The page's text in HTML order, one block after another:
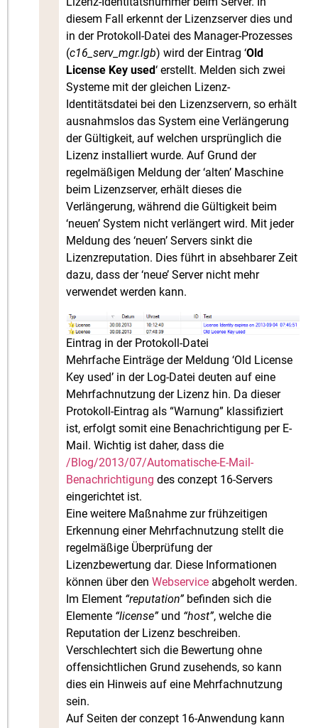
diesem Fall erkennt der Lizenzserver dies und
in der Protokoll-Datei des Manager-Prozesses
(c16_serv_mgr.lgb) wird der Eintrag ‘Old
License Key used‘ erstellt. Melden sich zwei
Systeme mit der gleichen Lizenz-
Identitätsdatei bei den Lizenzservern, so erhält
ausnahmslos das System eine Verlängerung
der Gültigkeit, auf welchen ursprünglich die
Lizenz installiert wurde. Auf Grund der
regelmäßigen Meldung der ‘alten’ Maschine
beim Lizenzserver, erhält dieses die
Verlängerung, während die Gültigkeit beim
‘neuen’ System nicht verlängert wird. Mit jeder
Meldung des ‘neuen’ Servers sinkt die
Lizenzreputation. Dies führt in absehbarer Zeit
dazu, dass der ‘neue’ Server nicht mehr
verwendet werden kann.
Eintrag in der Protokoll-Datei
Mehrfache Einträge der Meldung ‘Old License
Key used’ in der Log-Datei deuten auf eine
Mehrfachnutzung der Lizenz hin. Da dieser
Protokoll-Eintrag als “Warnung” klassifiziert
ist, erfolgt somit eine Benachrichtigung per E-
Mail. Wichtig ist daher, dass die
/Blog/2013/07/Automatische-E-Mail-
Benachrichtigung des conzept 16-Servers
eingerichtet ist.
Eine weitere Maßnahme zur frühzeitigen
Erkennung einer Mehrfachnutzung stellt die
regelmäßige Überprüfung der
Lizenzbewertung dar. Diese Informationen
können über denWebservice abgeholt werden.
Im Element “reputation”befinden sich die
Elemente “license”und “host”, welche die
Reputation der Lizenz beschreiben.
Verschlechtert sich die Bewertung ohne
offensichtlichen Grund zusehends, so kann
dies ein Hinweis auf eine Mehrfachnutzung
sein.
Auf Seiten der conzept 16-Anwendung kann